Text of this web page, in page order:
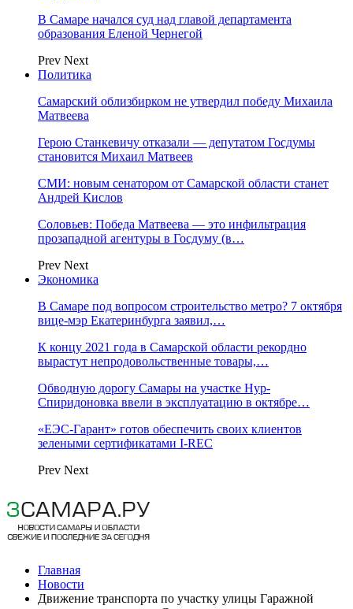
В Самаре начался суд над главой департамента
образования Еленой Чернегой
Prev Next
Политика
Самарский облизбирком не утвердил победу Михаила
Матвеева
Герою Станкевичу отказали — депутатом Госдумы
становится Михаил Матвеев
СМИ: новым сенатором от Самарской области станет
Андрей Кислов
Соловьев: Победа Матвеева — это инфильтрация
прозападной агентуры в Госдуму (в…
Prev Next
Экономика
В Самаре под вопросом строительство метро? 7 октября
вице-мэр Екатеринбурга заявил,…
К концу 2021 года в Самарской области рекордно
вырастут непродовольственные товары,…
Обводную дорогу Самары на участке Нур-
Спиридоновка ввели в эксплуатацию в октябре…
«ЕЭС-Гарант» готов обеспечить своих клиентов
зелеными сертификатами I-REC
Prev Next
Главная
Новости
Движение транспорта по участку улицы Гаражной